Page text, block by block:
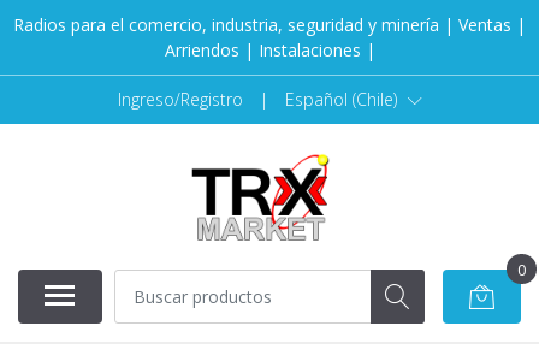
Radios para el comercio, industria, seguridad y minería | Ventas |
Arriendos | Instalaciones |
Ingreso/Registro | Español (Chile)
0